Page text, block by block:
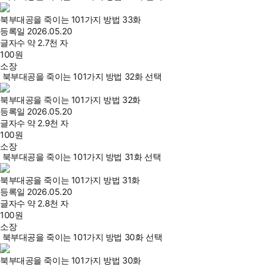
북부대공을 죽이는 101가지 방법 33화
등록일 2026.05.20
글자수 약 2.7천 자
100원
소장
북부대공을 죽이는 101가지 방법 32화 선택
북부대공을 죽이는 101가지 방법 32화
등록일 2026.05.20
글자수 약 2.9천 자
100원
소장
북부대공을 죽이는 101가지 방법 31화 선택
북부대공을 죽이는 101가지 방법 31화
등록일 2026.05.20
글자수 약 2.8천 자
100원
소장
북부대공을 죽이는 101가지 방법 30화 선택
북부대공을 죽이는 101가지 방법 30화